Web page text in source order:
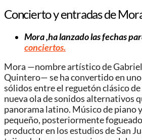
Concierto y entradas de
Mora ,ha lanzado las fechas
conciertos.
Mora —nombre artístico de
Quintero— se ha convertido en uno
sólidos entre el reguetón clásico
nueva ola de sonidos alternativos
panorama latino. Músico de piano
pequeño, posteriormente
productor en los estudios de San